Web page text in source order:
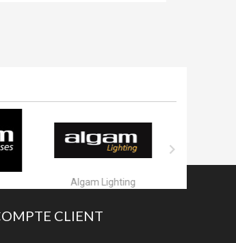
Allen & Heath

CLIENT